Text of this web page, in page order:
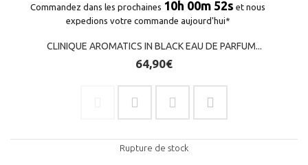
Commandez dans les prochaines 10h 00m 51s et nous
expedions votre commande aujourd'hui*
CLINIQUE AROMATICS IN BLACK EAU DE PARFUM...
64,90€
Rupture de stock